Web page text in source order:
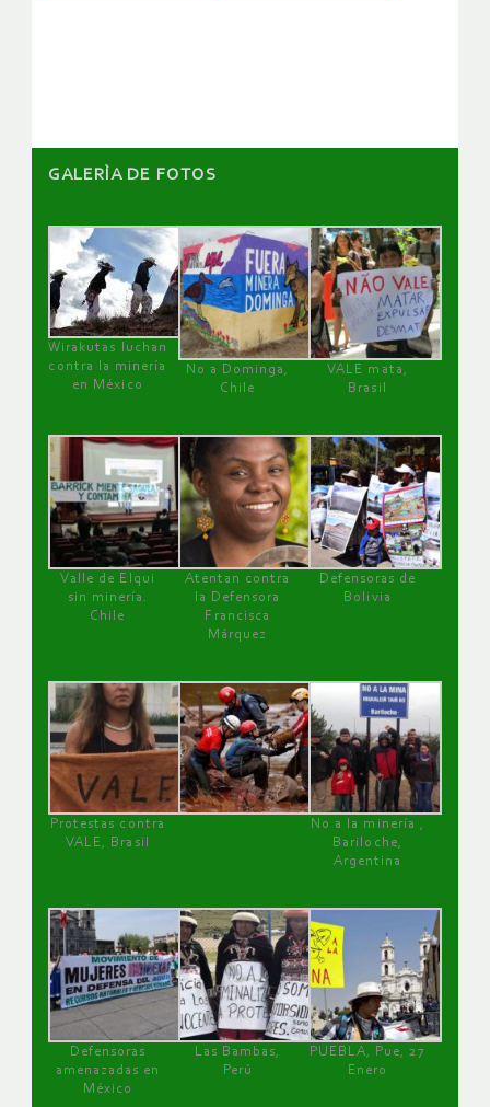
GALERÌA DE FOTOS
Wirakutas luchan
contra la minería
en México
No a Dominga,
Chile
VALE mata,
Brasil
Valle de Elqui
sin minería.
Chile
Atentan contra
la Defensora
Francisca
Márquez
Defensoras de
Bolivia
Protestas contra
VALE, Brasil
No a la minería ,
Bariloche,
Argentina
Defensoras
amenazadas en
México
Las Bambas,
Perú
PUEBLA, Pue, 27
Enero